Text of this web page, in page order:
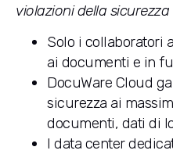
violazioni della sicurezza
Solo i collaboratori
ai documenti e in
DocuWare Cloud
sicurezza ai
documenti, dati di
I data center